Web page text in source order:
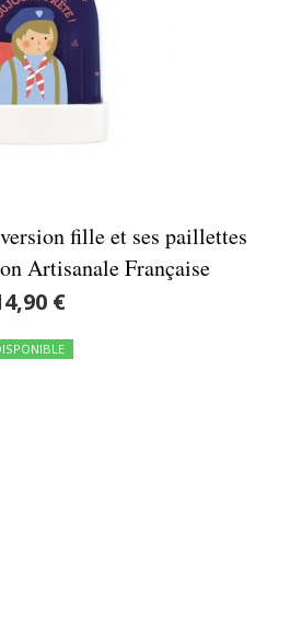
fille et ses paillettes
Artisanale Française
€